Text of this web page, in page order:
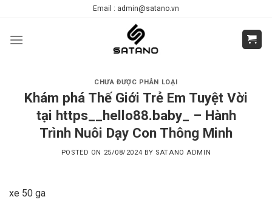
content
Email : admin@satano.vn
CHƯA ĐƯỢC PHÂN LOẠI
Khám phá Thế Giới Trẻ Em Tuyệt Vời
tại https__hello88.baby_ – Hành
Trình Nuôi Dạy Con Thông Minh
POSTED ON 25/08/2024 BY SATANO ADMIN
xe 50 ga